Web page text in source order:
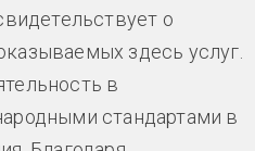
о
здесь услуг.
в
стандартами в